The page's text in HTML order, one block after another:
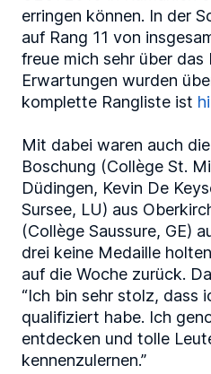
erringen können. In der
auf Rang 11 von
freue mich sehr über das
Erwartungen wurden
komplette Rangliste ist
Mit dabei waren auch
Boschung (Collège St.
Düdingen, Kevin De
Sursee, LU) aus
(Collège Saussure, GE)
drei keine Medaille
auf die Woche zurück.
“Ich bin sehr stolz, dass
qualifiziert habe. Ich
entdecken und tolle
kennenzulernen.”